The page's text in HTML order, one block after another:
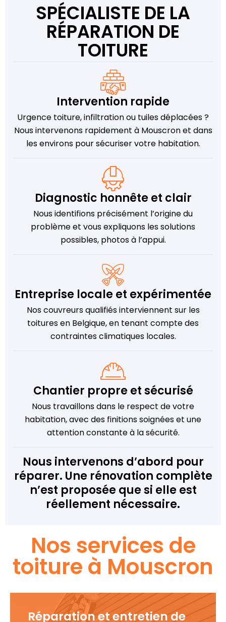
SPÉCIALISTE DE LA
RÉPARATION DE
TOITURE
Intervention rapide
Urgence toiture, infiltration ou tuiles déplacées ?
Nous intervenons rapidement à Mouscron et dans
les environs pour sécuriser votre habitation.
Diagnostic honnête et clair
Nous identifions précisément l’origine du
problème et vous expliquons les solutions
possibles, photos à l’appui.
Entreprise locale et expérimentée
Nos couvreurs qualifiés interviennent sur les
toitures en Belgique, en tenant compte des
contraintes climatiques locales.
Chantier propre et sécurisé
Nous travaillons dans le respect de votre
habitation, avec des finitions soignées et une
attention constante à la sécurité.
Nous intervenons d’abord pour
réparer. Une rénovation complète
n’est proposée que si elle est
réellement nécessaire.
Nos services de
toiture à Mouscron
Réparation et entretien de